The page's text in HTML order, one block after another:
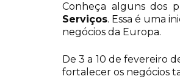
Conheça alguns dos
Serviços. Essa é uma
negócios da Europa.
De 3 a 10 de fevereiro
fortalecer os negócios